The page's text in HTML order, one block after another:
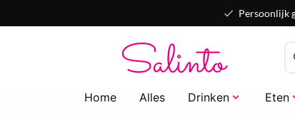
Persoonlijk
Home Alles Drinken Eten